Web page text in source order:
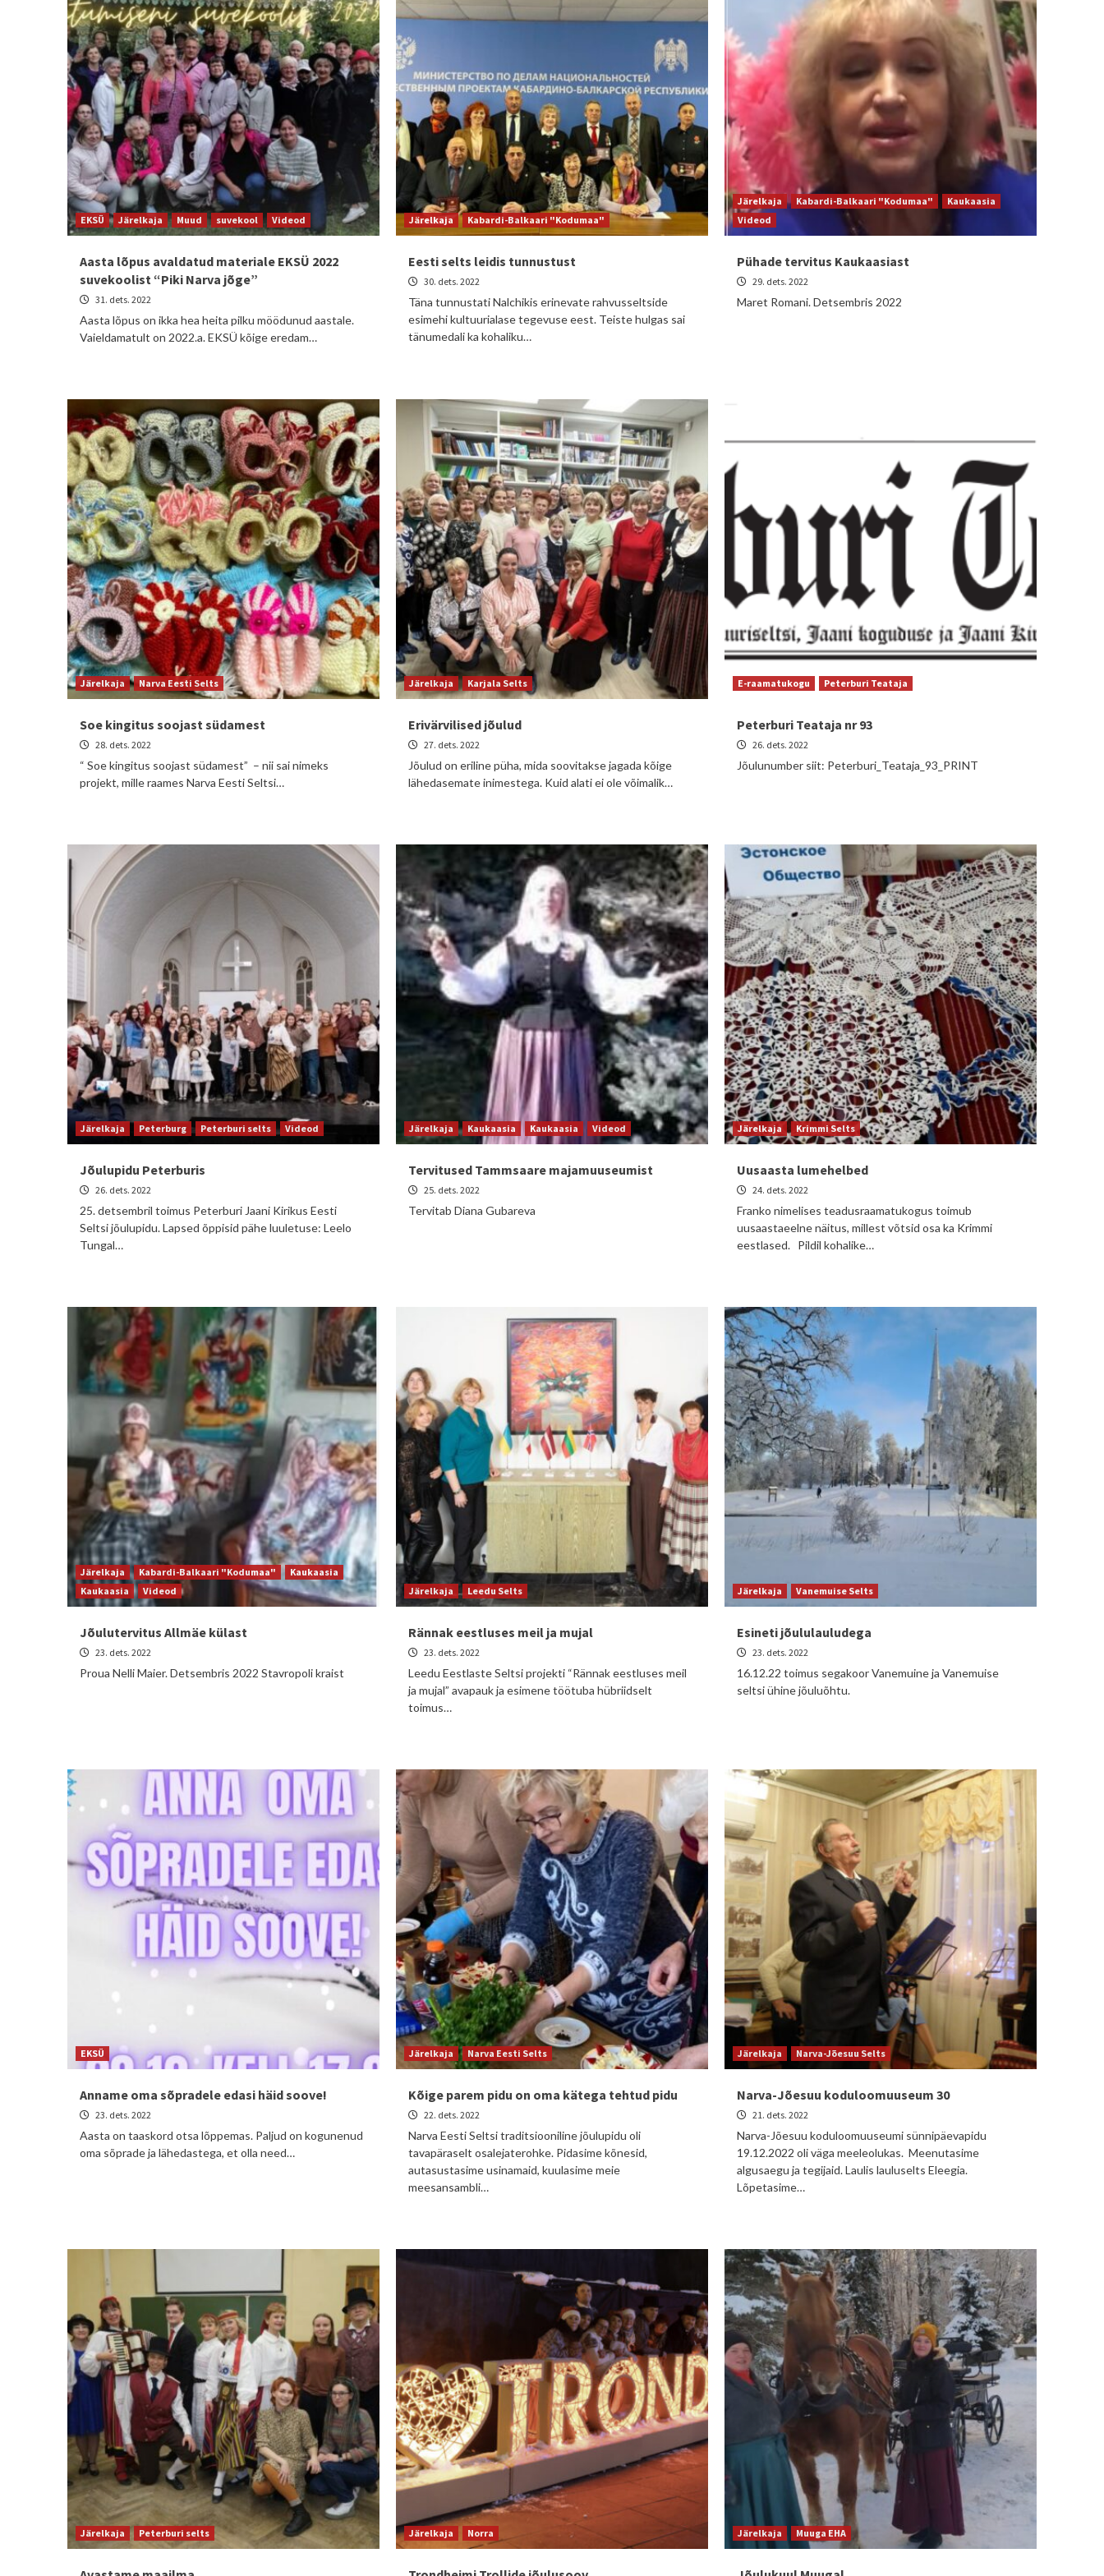
EKSÜ Järelkaja Muud suvekool Videod
Aasta lõpus avaldatud materiale EKSÜ 2022
suvekoolist “Piki Narva jõge”
31. dets. 2022
Aasta lõpus on ikka hea heita pilku möödunud aastale.
Vaieldamatult on 2022.a. EKSÜ kõige eredam…
Järelkaja Kabardi-Balkaari "Kodumaa"
Eesti selts leidis tunnustust
30. dets. 2022
Täna tunnustati Nalchikis erinevate rahvusseltside
esimehi kultuurialase tegevuse eest. Teiste hulgas sai
tänumedali ka kohaliku…
Järelkaja Kabardi-Balkaari "Kodumaa"
Kaukaasia
Videod
Pühade tervitus Kaukaasiast
29. dets. 2022
Maret Romani. Detsembris 2022
Järelkaja Narva Eesti Selts
Soe kingitus soojast südamest
28. dets. 2022
“ Soe kingitus soojast südamest” – nii sai nimeks
projekt, mille raames Narva Eesti Seltsi…
Järelkaja Karjala Selts
Erivärvilised jõulud
27. dets. 2022
Jõulud on eriline püha, mida soovitakse jagada kõige
lähedasemate inimestega. Kuid alati ei ole võimalik…
E-raamatukogu Peterburi Teataja
Peterburi Teataja nr 93
26. dets. 2022
Jõulunumber siit: Peterburi_Teataja_93_PRINT
Järelkaja Peterburg Peterburi selts Videod
Jõulupidu Peterburis
26. dets. 2022
25. detsembril toimus Peterburi Jaani Kirikus Eesti
Seltsi jõulupidu. Lapsed õppisid pähe luuletuse: Leelo
Tungal…
Järelkaja Kaukaasia Kaukaasia Videod
Tervitused Tammsaare majamuuseumist
25. dets. 2022
Tervitab Diana Gubareva
Järelkaja Krimmi Selts
Uusaasta lumehelbed
24. dets. 2022
Franko nimelises teadusraamatukogus toimub
uusaastaeelne näitus, millest võtsid osa ka Krimmi
eestlased. Pildil kohalike…
Järelkaja Kabardi-Balkaari "Kodumaa"
Kaukaasia
Kaukaasia
Videod
Jõulutervitus Allmäe külast
23. dets. 2022
Proua Nelli Maier. Detsembris 2022 Stavropoli kraist
Järelkaja Leedu Selts
Rännak eestluses meil ja mujal
23. dets. 2022
Leedu Eestlaste Seltsi projekti “Rännak eestluses meil
ja mujal” avapauk ja esimene töötuba hübriidselt
toimus…
Järelkaja Vanemuise Selts
Esineti jõululauludega
23. dets. 2022
16.12.22 toimus segakoor Vanemuine ja Vanemuise
seltsi ühine jõuluõhtu.
EKSÜ
Anname oma sõpradele edasi häid soove!
23. dets. 2022
Aasta on taaskord otsa lõppemas. Paljud on kogunenud
oma sõprade ja lähedastega, et olla need…
Järelkaja Narva Eesti Selts
Kõige parem pidu on oma kätega tehtud pidu
22. dets. 2022
Narva Eesti Seltsi traditsiooniline jõulupidu oli
tavapäraselt osalejaterohke. Pidasime kõnesid,
autasustasime usinamaid, kuulasime meie
meesansambli…
Järelkaja Narva-Jõesuu Selts
Narva-Jõesuu koduloomuuseum 30
21. dets. 2022
Narva-Jõesuu koduloomuuseumi sünnipäevapidu
19.12.2022 oli väga meeleolukas. Meenutasime
algusaegu ja tegijaid. Laulis lauluselts Eleegia.
Lõpetasime…
Järelkaja Peterburi selts Järelkaja Norra Järelkaja Muuga EHA